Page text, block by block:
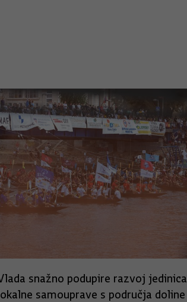
snažno podupire razvoj jedinica
samouprave s područja doline